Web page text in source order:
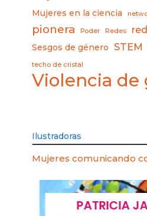
Mujeres en la ciencia
pionera Poder Redes
Sesgos de género STEM
techo de cristal
Violencia de
Ilustradoras
Mujeres comunicando
PATRICIA